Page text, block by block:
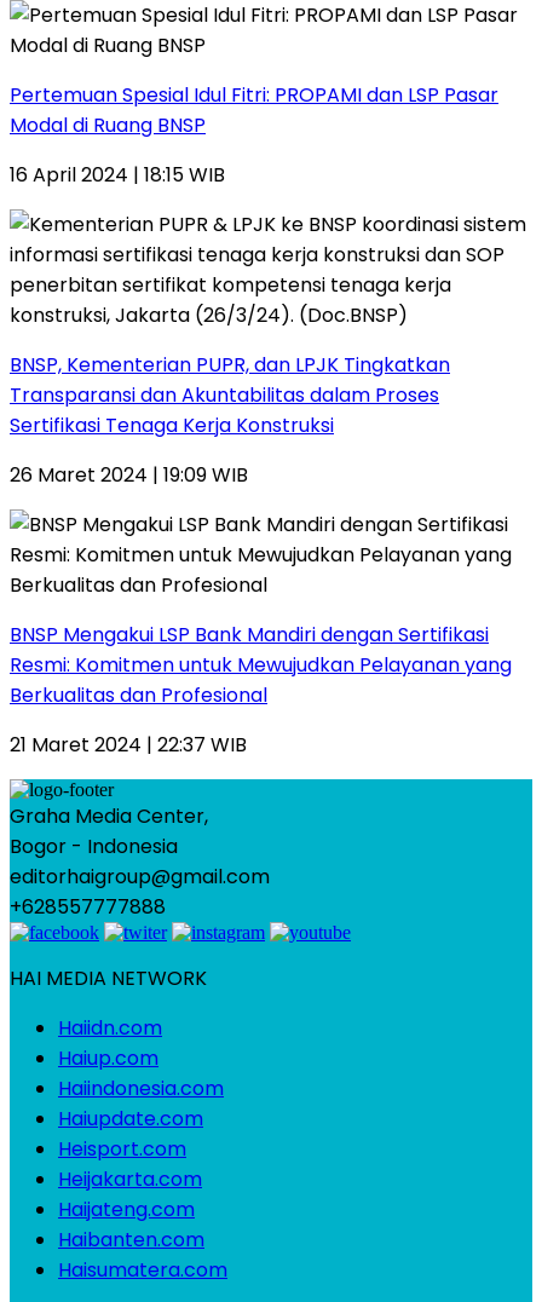
Pertemuan Spesial Idul Fitri: PROPAMI dan LSP Pasar
Modal di Ruang BNSP
16 April 2024 | 18:15 WIB
BNSP, Kementerian PUPR, dan LPJK Tingkatkan
Transparansi dan Akuntabilitas dalam Proses
Sertifikasi Tenaga Kerja Konstruksi
26 Maret 2024 | 19:09 WIB
BNSP Mengakui LSP Bank Mandiri dengan Sertifikasi
Resmi: Komitmen untuk Mewujudkan Pelayanan yang
Berkualitas dan Profesional
21 Maret 2024 | 22:37 WIB
Graha Media Center,
Bogor - Indonesia
editorhaigroup@gmail.com
+628557777888
HAI MEDIA NETWORK
Haiidn.com
Haiup.com
Haiindonesia.com
Haiupdate.com
Heisport.com
Heijakarta.com
Haijateng.com
Haibanten.com
Haisumatera.com